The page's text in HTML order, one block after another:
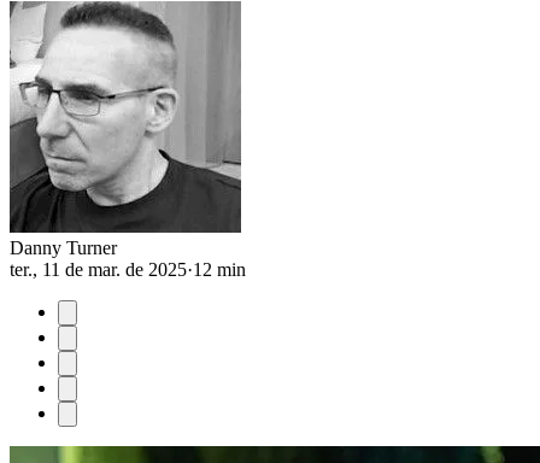
Danny Turner
ter., 11 de mar. de 2025·12 min